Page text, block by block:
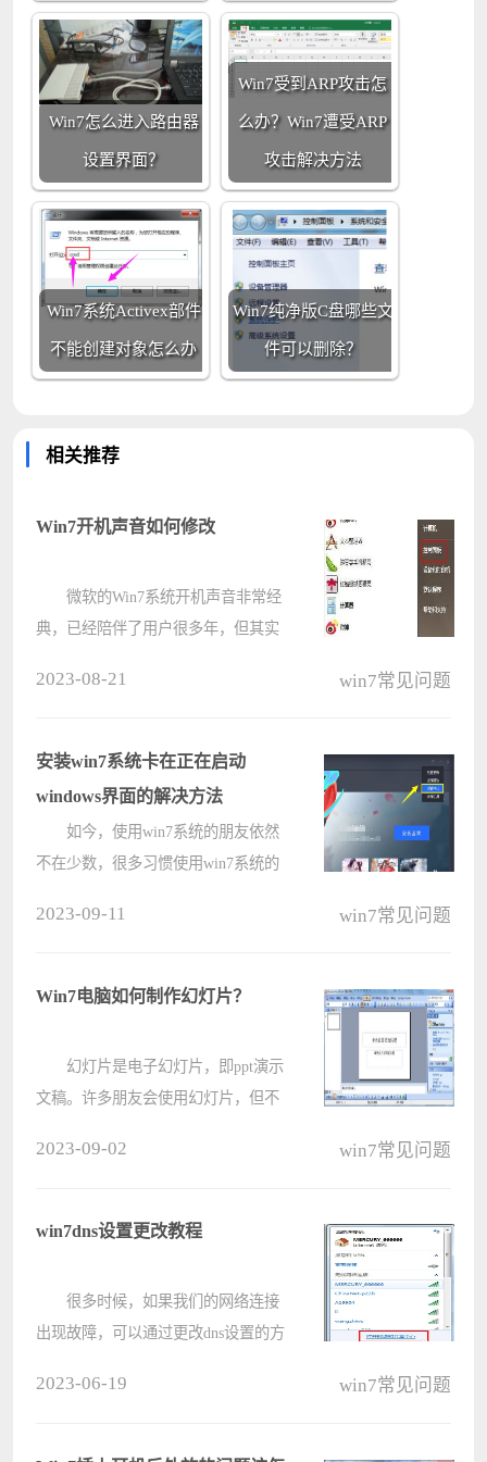
Win7怎么进入路由器
设置界面？
Win7受到ARP攻击怎
么办？Win7遭受ARP
攻击解决方法
Win7系统Activex部件
不能创建对象怎么办
Win7纯净版C盘哪些文
件可以删除？
相关推荐
Win7开机声音如何修改
微软的Win7系统开机声音非常经
典，已经陪伴了用户很多年，但其实
经听腻了这个声音的话不妨换个声音
试????
2023-08-21 win7常见问题
安装win7系统卡在正在启动
windows界面的解决方法
如今，使用win7系统的朋友依然
不在少数，很多习惯使用win7系统的
有许多网友向小编反映说，自己在安
2023-09-11 win7常见问题
Win7电脑如何制作幻灯片？
幻灯片是电子幻灯片，即ppt演示
文稿。许多朋友会使用幻灯片，但不
灯片 ： 1。创建一个新的
2023-09-02 win7常见问题
win7dns设置更改教程
很多时候，如果我们的网络连接
出现故障，可以通过更改dns设置的方
2023-06-19 win7常见问题